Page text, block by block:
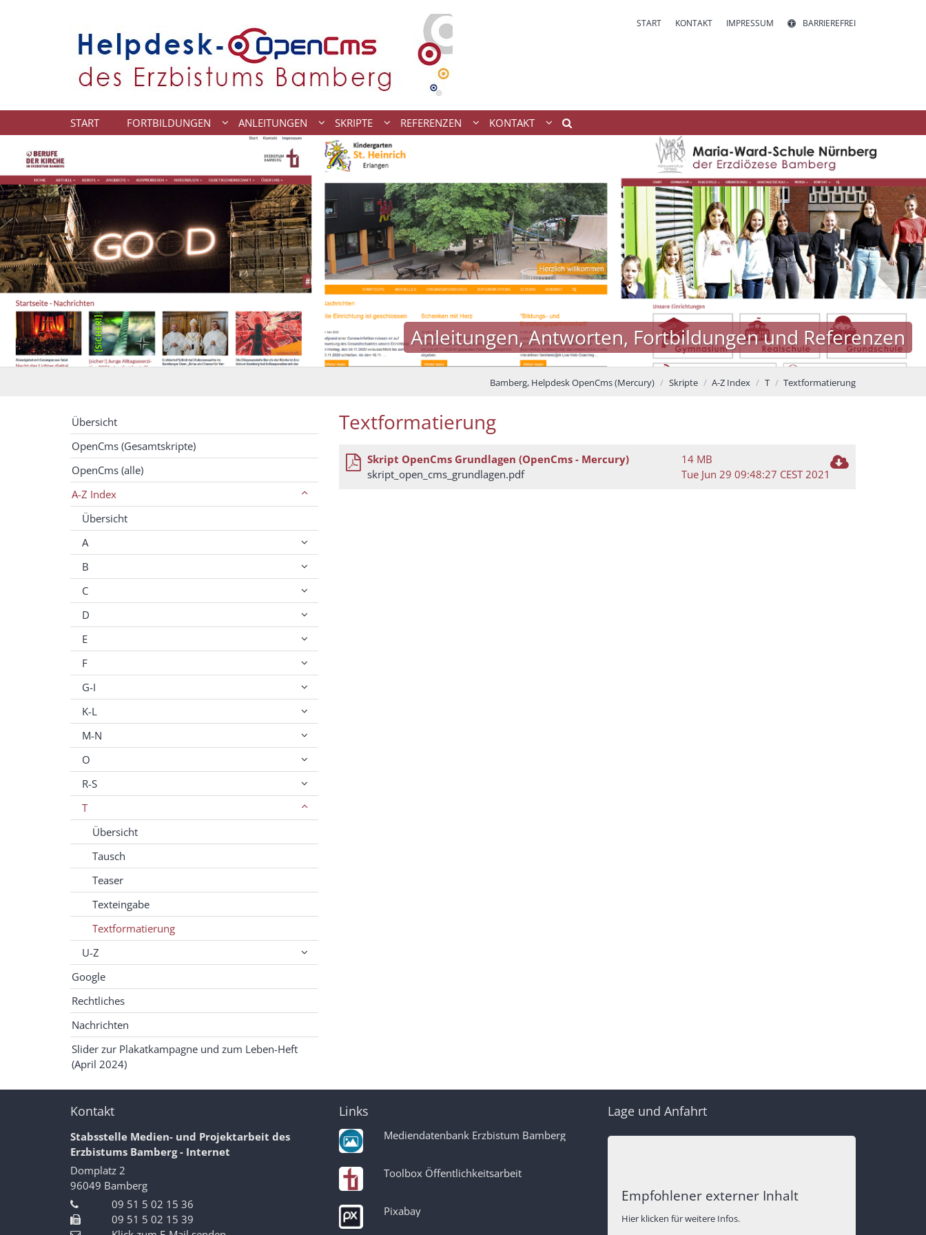
START KONTAKT IMPRESSUM BARRIEREFREI
START FORTBILDUNGEN ANLEITUNGEN SKRIPTE REFERENZEN KONTAKT
Anleitungen, Antworten, Fortbildungen und Referenzen
Bamberg, Helpdesk OpenCms (Mercury) Skripte A-Z Index T Textformatierung
Textformatierung
Skript OpenCms Grundlagen (OpenCms - Mercury)
skript_open_cms_grundlagen.pdf
14 MB
Tue Jun 29 09:48:27 CEST 2021
Übersicht
OpenCms (Gesamtskripte)
OpenCms (alle)
A-Z Index
Übersicht
A
B
C
D
E
F
G-I
K-L
M-N
O
R-S
T
Übersicht
Tausch
Teaser
Texteingabe
Textformatierung
U-Z
Google
Rechtliches
Nachrichten
Slider zur Plakatkampagne und zum Leben-Heft
(April 2024)
Kontakt
Stabsstelle Medien- und Projektarbeit des
Erzbistums Bamberg - Internet
Domplatz 2
96049 Bamberg
09 51 5 02 15 36
09 51 5 02 15 39
Links
Mediendatenbank Erzbistum Bamberg
Toolbox Öffentlichkeitsarbeit
Pixabay
Lage und Anfahrt
Empfohlener externer Inhalt
Hier klicken für weitere Infos.